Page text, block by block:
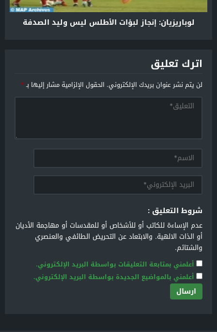
لوباريزيان: إنجاز لبؤات الأطلس ليس وليد الصدفة
اترك تعليق
لن يتم نشر عنوان بريدك الإلكتروني. الحقول الإلزامية مشار إليها بـ*
شروط التعليق :
عدم الإساءة للكاتب أو للأشخاص أو للمقدسات أو مهاجمة الأديان
أو الذات الالهية. والابتعاد عن التحريض الطائفي والعنصري
والشتائم.
أعلمني بمتابعة التعليقات بواسطة البريد الإلكتروني.
أعلمني بالمواضيع الجديدة بواسطة البريد الإلكتروني.